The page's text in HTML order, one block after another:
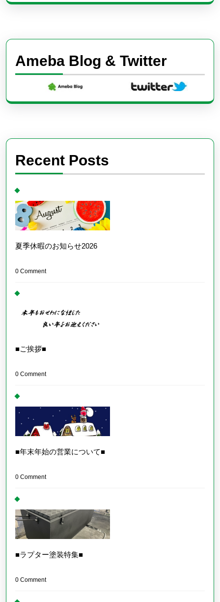
Ameba Blog & Twitter
Recent Posts
夏季休暇のお知らせ2026
0 Comment
■ご挨拶■
0 Comment
■年末年始の営業について■
0 Comment
■ラプター塗装特集■
0 Comment